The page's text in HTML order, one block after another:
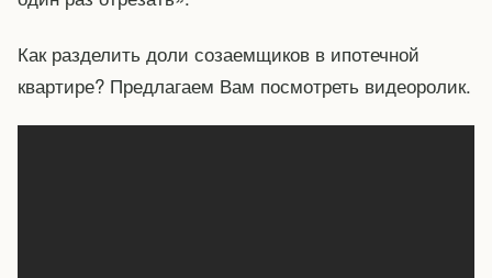
Как разделить доли созаемщиков в ипотечной
квартире? Предлагаем Вам посмотреть видеоролик.